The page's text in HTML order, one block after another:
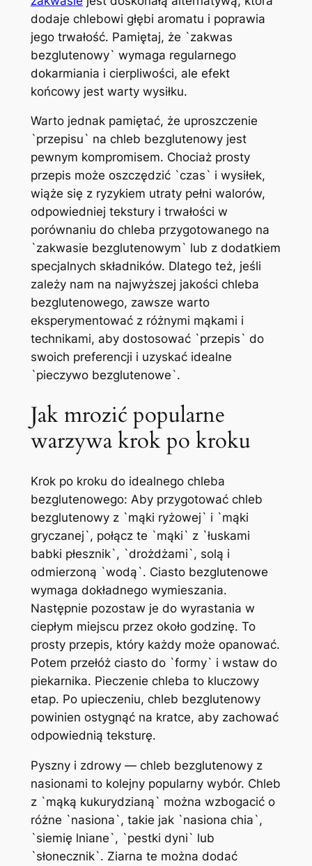
dodaje chlebowi głębi aromatu i poprawia
jego trwałość. Pamiętaj, że `zakwas
bezglutenowy` wymaga regularnego
dokarmiania i cierpliwości, ale efekt
końcowy jest warty wysiłku.
Warto jednak pamiętać, że uproszczenie
`przepisu` na chleb bezglutenowy jest
pewnym kompromisem. Chociaż prosty
przepis może oszczędzić `czas` i wysiłek,
wiąże się z ryzykiem utraty pełni walorów,
odpowiedniej tekstury i trwałości w
porównaniu do chleba przygotowanego na
`zakwasie bezglutenowym` lub z dodatkiem
specjalnych składników. Dlatego też, jeśli
zależy nam na najwyższej jakości chleba
bezglutenowego, zawsze warto
eksperymentować z różnymi mąkami i
technikami, aby dostosować `przepis` do
swoich preferencji i uzyskać idealne
`pieczywo bezglutenowe`.
Jak mrozić popularne
warzywa krok po kroku
Krok po kroku do idealnego chleba
bezglutenowego: Aby przygotować chleb
bezglutenowy z `mąki ryżowej` i `mąki
gryczanej`, połącz te `mąki` z `łuskami
babki płesznik`, `drożdżami`, solą i
odmierzoną `wodą`. Ciasto bezglutenowe
wymaga dokładnego wymieszania.
Następnie pozostaw je do wyrastania w
ciepłym miejscu przez około godzinę. To
prosty przepis, który każdy może opanować.
Potem przełóż ciasto do `formy` i wstaw do
piekarnika. Pieczenie chleba to kluczowy
etap. Po upieczeniu, chleb bezglutenowy
powinien ostygnąć na kratce, aby zachować
odpowiednią teksturę.
Pyszny i zdrowy — chleb bezglutenowy z
nasionami to kolejny popularny wybór. Chleb
z `mąką kukurydzianą` można wzbogacić o
różne `nasiona`, takie jak `nasiona chia`,
`siemię lniane`, `pestki dyni` lub
`słonecznik`. Ziarna te można dodać